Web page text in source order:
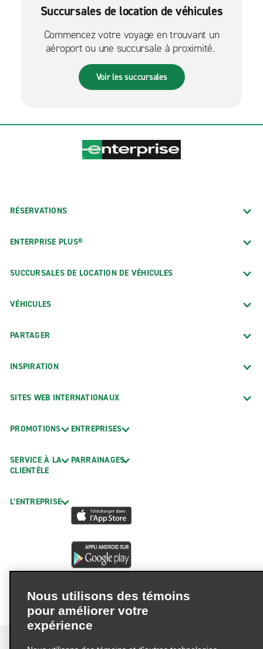
Succursales de location de véhicules
Commencez votre voyage en trouvant un
aéroport ou une succursale à proximité.
Voir les succursales
RÉSERVATIONS
ENTERPRISE PLUS®
SUCCURSALES DE LOCATION DE VÉHICULES
VÉHICULES
PARTAGER
INSPIRATION
SITES WEB INTERNATIONAUX
PROMOTIONS
SERVICE À LA
CLIENTÈLE
L’ENTREPRISE
ENTREPRISES
PARRAINAGES
Nous utilisons des témoins
pour améliorer votre
expérience